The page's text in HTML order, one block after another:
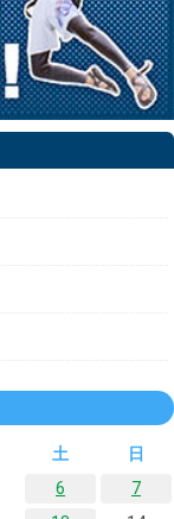
土
日
6
7